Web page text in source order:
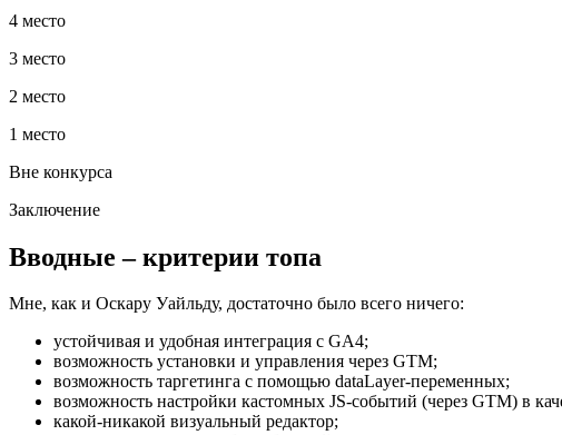
4 место
3 место
2 место
1 место
Вне конкурса
Заключение
Вводные – критерии топа
Мне, как и Оскару Уайльду, достаточно было всего ничего:
устойчивая и удобная интеграция с GA4;
возможность установки и управления через GTM;
возможность таргетинга с помощью dataLayer-переменных;
возможность настройки кастомных JS-событий (через GTM) в
какой-никакой визуальный редактор;